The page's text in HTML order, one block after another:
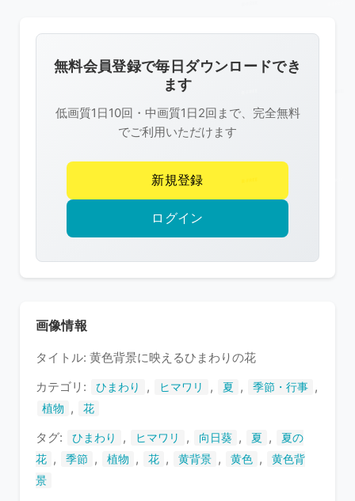
像
は
R-
FREE
作
権
護
い
ま
無料会員登録で毎日ダウンロードでき
ます
低画質1日10回・中画質1日2回まで、完全無料
でご利用いただけます
新規登録
ログイン
画像情報
タイトル: 黄色背景に映えるひまわりの花
カテゴリ:
ひまわり , ヒマワリ , 夏 , 季節・行事 ,
植物 , 花
タグ: ひまわり , ヒマワリ , 向日葵 , 夏 ,
夏の
花 , 季節 , 植物 , 花 , 黄背景 , 黄色 ,
黄色背
景